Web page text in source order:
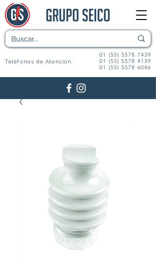
Teléfonos de Atención:
01 (55) 5578 7439
01 (55) 5578 4139
01 (55) 5578 6046